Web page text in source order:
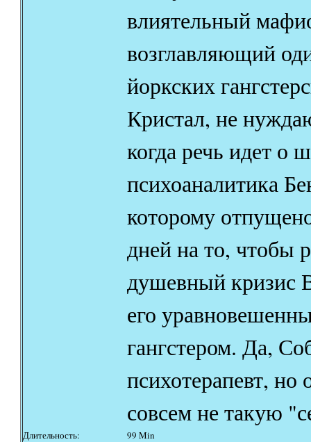
влиятельный
возглавляющий
йоркских
Кристал, не
когда речь идет о
психоаналитика
которому
дней на то, чтобы
душевный кризис
его
гангстером. Да,
психотерапевт, но
совсем не такую
Длительность: 99 Min